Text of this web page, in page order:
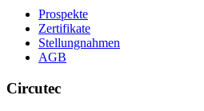
Prospekte
Zertifikate
Stellungnahmen
AGB
Circutec